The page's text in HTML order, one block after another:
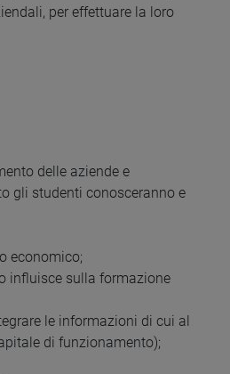
per effettuare la loro
delle aziende e
gli studenti conosceranno e
economico;
influisce sulla formazione
le informazioni di cui al
di funzionamento);